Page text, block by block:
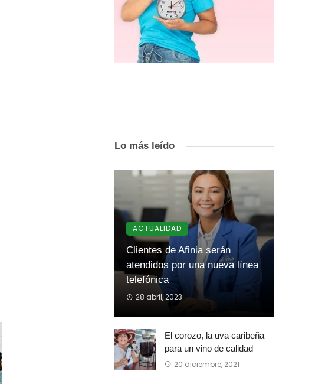
Lo más leído
ACTUALIDAD
Clientes de Afinia serán
atendidos por una nueva línea
telefónica
28 abril, 2023
El corozo, la uva caribeña
para un vino de calidad
20 diciembre, 2021